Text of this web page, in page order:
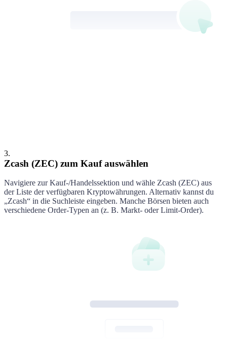
3.
Zcash (ZEC) zum Kauf auswählen
Navigiere zur Kauf-/Handelssektion und wähle Zcash (ZEC) aus
der Liste der verfügbaren Kryptowährungen. Alternativ kannst du
„Zcash“ in die Suchleiste eingeben. Manche Börsen bieten auch
verschiedene Order-Typen an (z. B. Markt- oder Limit-Order).